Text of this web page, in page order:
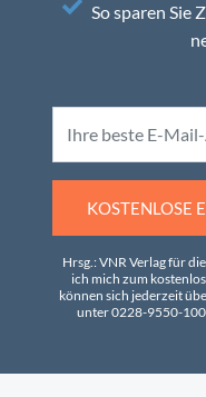
So sparen Sie
KOSTENLOSE
Hrsg.: VNR Verlag für
ich mich zum
können sich jederzeit
unter 0228-9550-100